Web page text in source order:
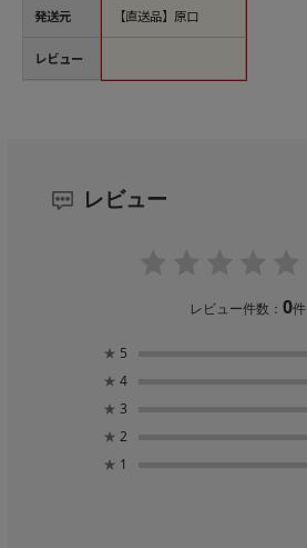
発送元
レビュー
【直送品】原口
レビュー
レビュー件数：0件
★ 5
★ 4
★ 3
★ 2
★ 1